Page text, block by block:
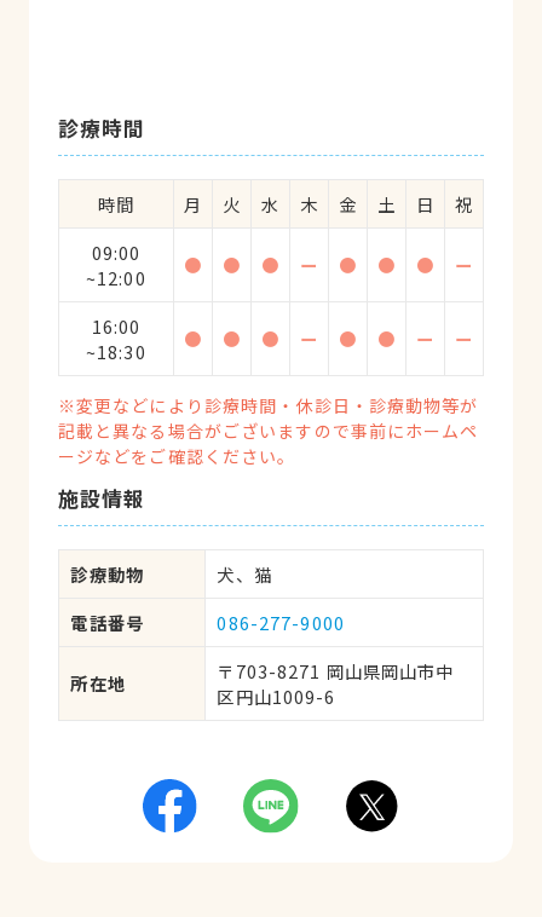
診療時間
時間 月 火 水 木 金 土 日
祝
09:00
~12:00
● ● ● ー ● ● ● ー
16:00
~18:30
● ● ● ー ● ● ー ー
※変更などにより診療時間・休診日・診療動物等が
記載と異なる場合がございますので事前にホームペ
ージなどをご確認ください。
施設情報
診療動物
犬、猫
電話番号
086-277-9000
所在地
〒703-8271 岡山県岡山市中
区円山1009-6